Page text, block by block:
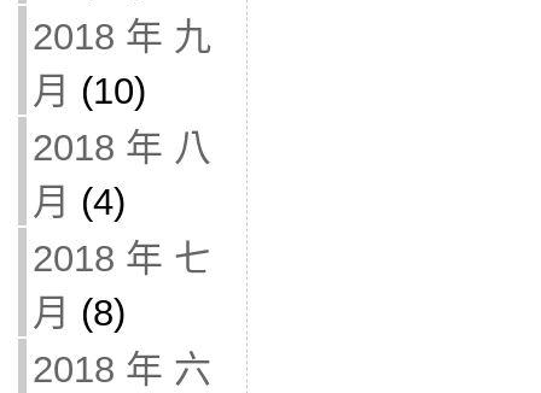
2018 年 九
月 (10)
2018 年 八
月 (4)
2018 年 七
月 (8)
2018 年 六